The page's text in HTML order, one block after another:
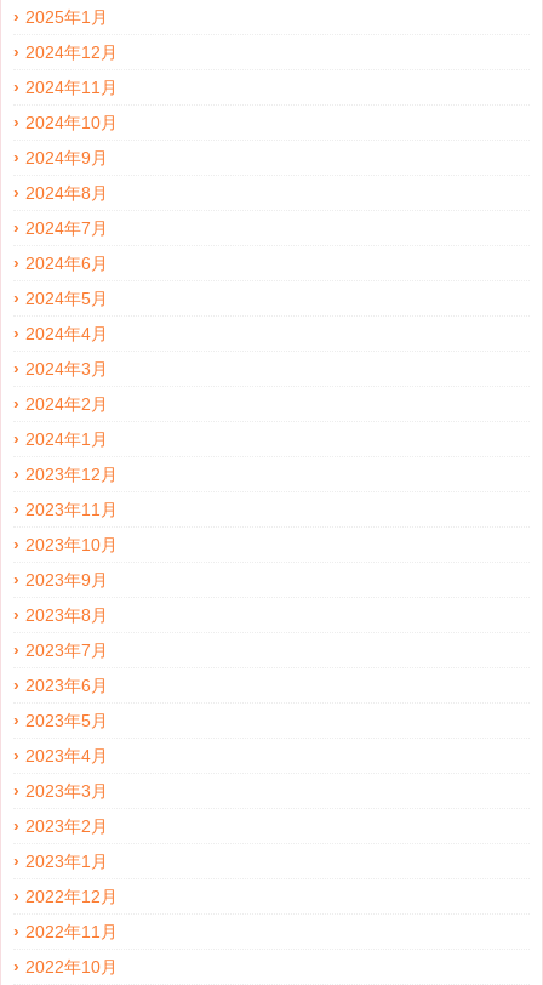
2025年1月
2024年12月
2024年11月
2024年10月
2024年9月
2024年8月
2024年7月
2024年6月
2024年5月
2024年4月
2024年3月
2024年2月
2024年1月
2023年12月
2023年11月
2023年10月
2023年9月
2023年8月
2023年7月
2023年6月
2023年5月
2023年4月
2023年3月
2023年2月
2023年1月
2022年12月
2022年11月
2022年10月